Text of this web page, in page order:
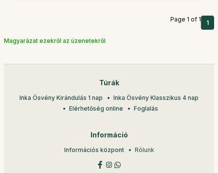
Page 1 of 1 1
Magyarázat ezekről az üzenetekről
Túrák
Inka Ösvény Kirándulás 1 nap
Inka Ösvény Klasszikus 4 nap
Elérhetőség online
Foglalás
Információ
Információs központ Rólunk